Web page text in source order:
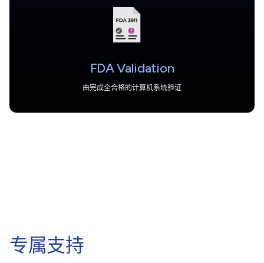
FDA Validation
由完成全合格的计算机系统验证
专属支持